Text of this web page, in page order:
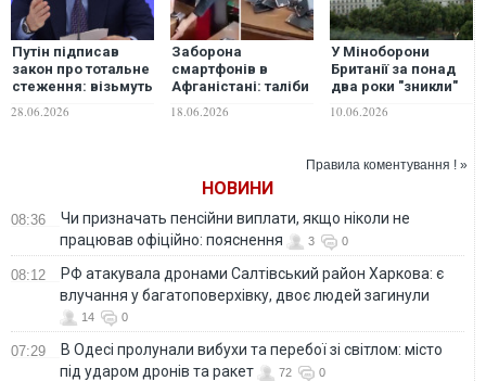
Путін підписав
закон про тотальне
стеження: візьмуть
мобільні телефони
28.06.2026
Заборона
смартфонів в
Афганістані: таліби
нищити гаджети
18.06.2026
У Міноборони
Британії за понад
два роки "зникли"
ноутбуків,
10.06.2026
Правила коментування ! »
НОВИНИ
08:36
Чи призначать пенсійни виплати, якщо ніколи не
працював офіційно: пояснення
3 0
08:12
РФ атакувала дронами Салтівський район Харкова: є
влучання у багатоповерхівку, двоє людей загинули
14 0
07:29
В Одесі пролунали вибухи та перебої зі світлом: місто
під ударом дронів та ракет
72 0